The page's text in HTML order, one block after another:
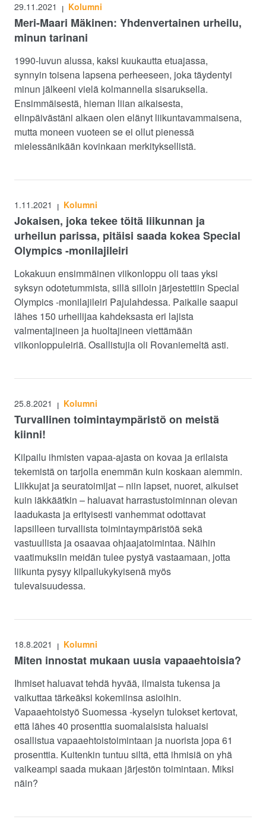
29.11.2021 | Kolumni
Meri-Maari Mäkinen: Yhdenvertainen urheilu,
minun tarinani
1990-luvun alussa, kaksi kuukautta etuajassa,
synnyin toisena lapsena perheeseen, joka täydentyi
minun jälkeeni vielä kolmannella sisaruksella.
Ensimmäisestä, hieman liian aikaisesta,
elinpäivästäni alkaen olen elänyt liikuntavammaisena,
mutta moneen vuoteen se ei ollut pienessä
mielessänikään kovinkaan merkityksellistä.
1.11.2021 | Kolumni
Jokaisen, joka tekee töitä liikunnan ja
urheilun parissa, pitäisi saada kokea Special
Olympics -monilajileiri
Lokakuun ensimmäinen viikonloppu oli taas yksi
syksyn odotetummista, sillä silloin järjestettiin Special
Olympics -monilajileiri Pajulahdessa. Paikalle saapui
lähes 150 urheilijaa kahdeksasta eri lajista
valmentajineen ja huoltajineen viettämään
viikonloppuleiriä. Osallistujia oli Rovaniemeltä asti.
25.8.2021 | Kolumni
Turvallinen toimintaympäristö on meistä
kiinni!
Kilpailu ihmisten vapaa-ajasta on kovaa ja erilaista
tekemistä on tarjolla enemmän kuin koskaan aiemmin.
Liikkujat ja seuratoimijat – niin lapset, nuoret, aikuiset
kuin iäkkäätkin – haluavat harrastustoiminnan olevan
laadukasta ja erityisesti vanhemmat odottavat
lapsilleen turvallista toimintaympäristöä sekä
vastuullista ja osaavaa ohjaajatoimintaa. Näihin
vaatimuksiin meidän tulee pystyä vastaamaan, jotta
liikunta pysyy kilpailukykyisenä myös
tulevaisuudessa.
18.8.2021 | Kolumni
Miten innostat mukaan uusia vapaaehtoisia?
Ihmiset haluavat tehdä hyvää, ilmaista tukensa ja
vaikuttaa tärkeäksi kokemiinsa asioihin.
Vapaaehtoistyö Suomessa -kyselyn tulokset kertovat,
että lähes 40 prosenttia suomalaisista haluaisi
osallistua vapaaehtoistoimintaan ja nuorista jopa 61
prosenttia. Kuitenkin tuntuu siltä, että ihmisiä on yhä
vaikeampi saada mukaan järjestön toimintaan. Miksi
näin?